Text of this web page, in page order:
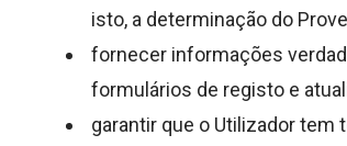
isto, a determinação do
fornecer informações
formulários de registo e
garantir que o Utilizador